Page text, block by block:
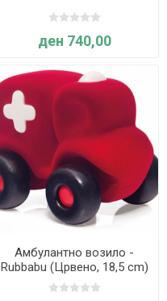
ден 740,00
Амбулантно возило -
Rubbabu (Црвено, 18,5 cm)
Возрaст: 1 г+